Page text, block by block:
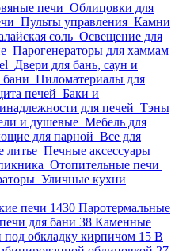
печи Облицовки для
Пульты управления Камни
соль Освещение для
Парогенераторы для хаммам
Двери для бань, саун и
бани Пиломатериалы для
печей Баки и
для печей Тэны
и душевые Мебель для
для парной Все для
литье Печные аксессуары
Отопительные печи
Уличные кухни
печи 1430 Паротермальные
для бани 38 Каменные
под обкладку кирпичом 15 В